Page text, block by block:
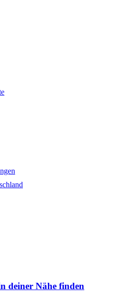
deiner Nähe finden